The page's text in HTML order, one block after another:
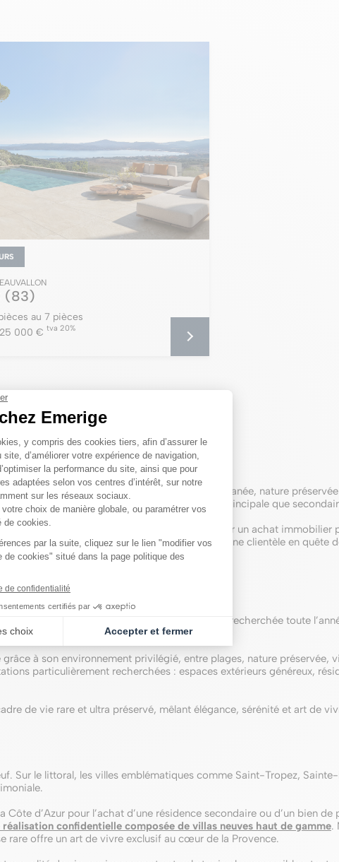
(83)
au 7 pièces
000 € tva 20%
(83)
le choix d’un cadre de vie rare entre Méditerranée, nature
séduit aussi bien pour une résidence principale que
offre un environnement privilégié pour réaliser un achat immobilier
neuf dans le Var répond aux attentes d’une clientèle en quête
dynamisme touristique et sa qualité de vie recherchée toute
prisés du littoral méditerranéen.
à son environnement privilégié, entre plages, nature préservée,
particulièrement recherchées : espaces extérieurs généreux,
de vie rare et ultra préservé, mêlant élégance, sérénité et art de
Sur le littoral, les villes emblématiques comme Saint-Tropez,
d’Azur pour l’achat d’une résidence secondaire ou d’un bien
réalisation confidentielle composée de villas neuves haut de gamme.
rare offre un art de vivre exclusif au cœur de la Provence.